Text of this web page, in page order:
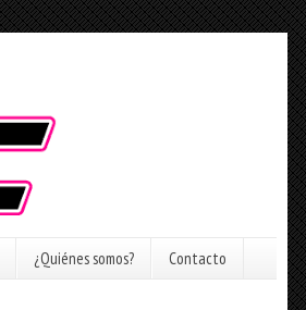
¿Quiénes somos? Contacto